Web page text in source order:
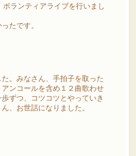
ランティアライブを行いまし
たです。
。みなさん、手拍子を取った
ンコールを含め１２曲歌わせ
ずつ、コツコツとやっていき
、お世話になりました。